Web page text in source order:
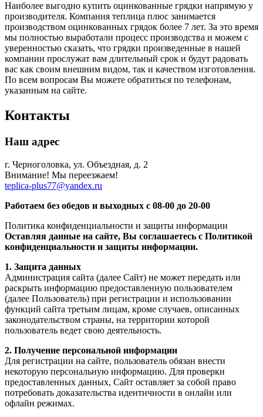
Наиболее выгодно купить оцинкованные грядки напрямую у
производителя. Компания теплица плюс занимается
производством оцинкованных грядок более 7 лет. За это время
мы полностью выработали процесс производства и можем с
уверенностью сказать, что грядки произведенные в нашей
компании прослужат вам длительный срок и будут радовать
вас как своим внешним видом, так и качеством изготовления.
По всем вопросам Вы можете обратиться по телефонам,
указанным на сайте.
Контакты
Наш адрес
г. Черноголовка, ул. Объездная, д. 2
Внимание! Мы переезжаем!
teplica-plus77@yandex.ru
Работаем без обедов и выходных с 08-00 до 20-00
Политика конфиденциальности и защиты информации
Оставляя данные на сайте, Вы соглашаетесь с Политикой
конфиденциальности и защиты информации.
1. Защита данных
Администрация сайта (далее Сайт) не может передать или
раскрыть информацию предоставленную пользователем
(далее Пользователь) при регистрации и использовании
функций сайта третьим лицам, кроме случаев, описанных
законодательством страны, на территории которой
пользователь ведет свою деятельность.
2. Получение персональной информации
Для регистрации на сайте, пользователь обязан внести
некоторую персональную информацию. Для проверки
предоставленных данных, Сайт оставляет за собой право
потребовать доказательства идентичности в онлайн или
офлайн режимах.